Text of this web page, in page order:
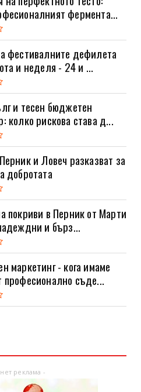
фермента...
фестивалните дефилета
и неделя - 24 и ...
и тесен бюджетен
колко рискова става д...
и Ловеч разказват за
добротата
покриви в Перник от Марти
и бърз...
маркетинг - кога имаме
професионално съде...
реклама -